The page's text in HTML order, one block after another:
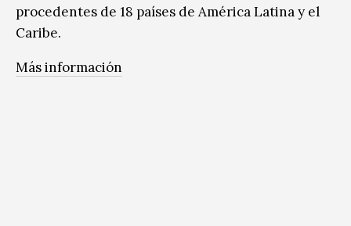
procedentes de 18 países de América Latina y el
Caribe.
Más información